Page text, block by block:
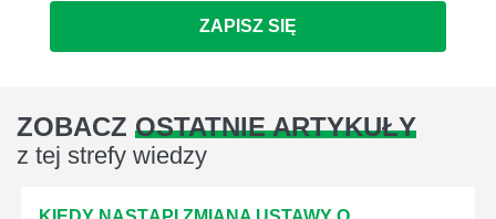
ZAPISZ SIĘ
ZOBACZ OSTATNIE ARTYKUŁY
z tej strefy wiedzy